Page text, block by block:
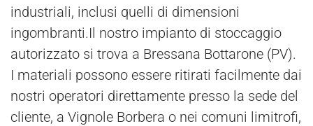
industriali, inclusi quelli di dimensioni
ingombranti.Il nostro impianto di stoccaggio
autorizzato si trova a Bressana Bottarone (PV).
I materiali possono essere ritirati facilmente dai
nostri operatori direttamente presso la sede del
cliente, a Vignole Borbera o nei comuni limitrofi,